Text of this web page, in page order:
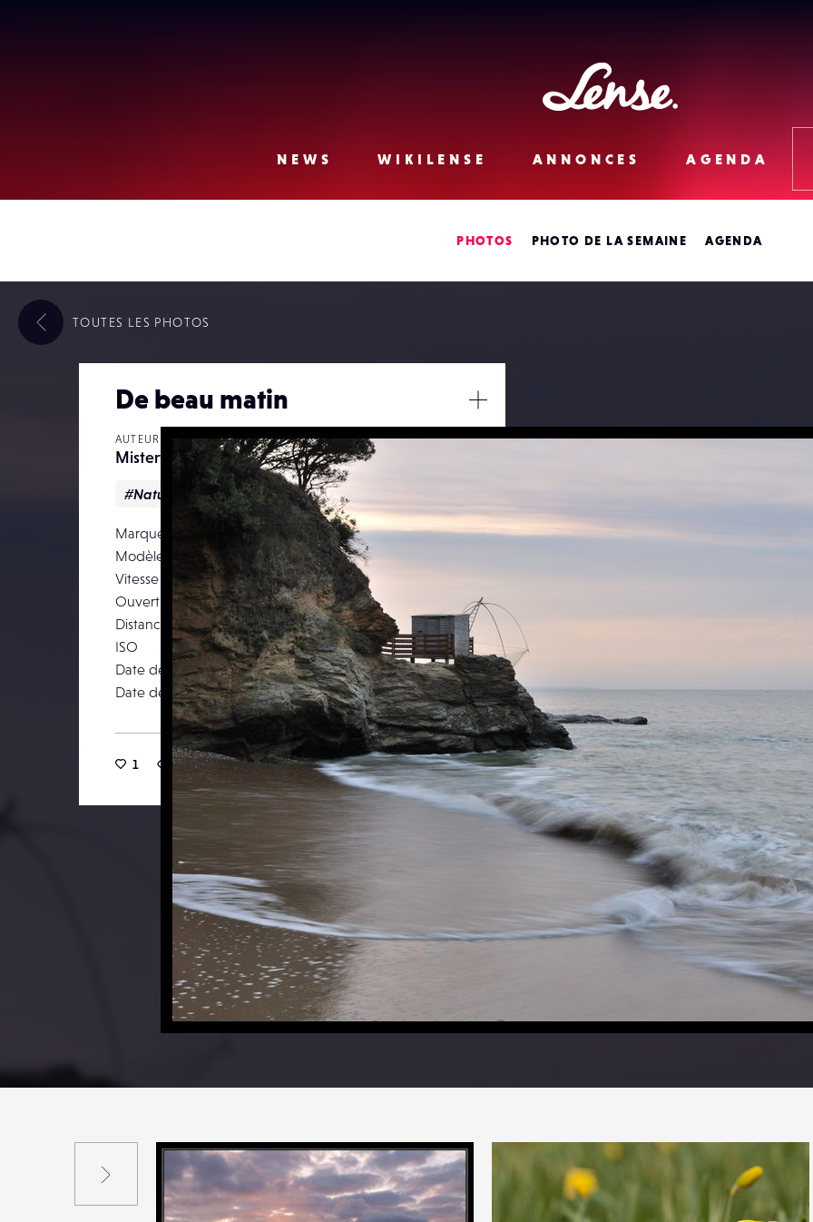
Lense
NEWS WIKILENSE ANNONCES AGENDA
PHOTOS PHOTO DE LA SEMAINE AGENDA
De beau matin
AUTEUR
Misterfresch
#Nature #Paysage
Marque
NIKON CORPORATION
Modèle
Vitesse d’obturation
Ouverture
f/10
Distance focale
27 mm
ISO
200
Date de prise de vue
20 août 2012
Date de publication
08 septembre 2012
1 16 0
/
TOUTES LES PHOTOS
Suivant